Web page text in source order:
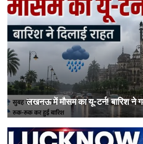
लखनऊ में मौसम का यू-टर्न! बारिश ने